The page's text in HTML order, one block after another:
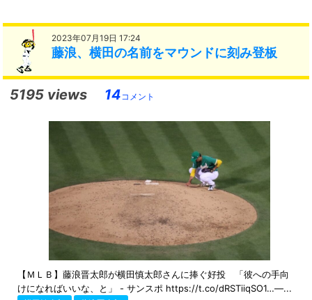
2023年07月19日 17:24
藤浪、横田の名前をマウンドに刻み登板
5195 views 14コメント
【ＭＬＢ】藤浪晋太郎が横田慎太郎さんに捧ぐ好投 「彼への手向
けになればいいな、と」 - サンスポ https://t.co/dRSTiiqSO1…—...